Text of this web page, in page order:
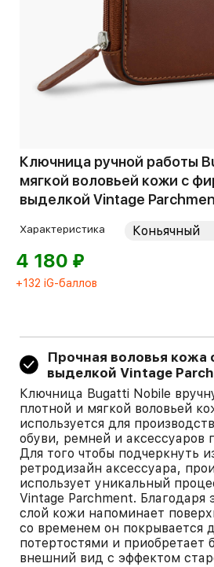
Ключница ручной работы
мягкой воловьей кожи с
выделкой Vintage
Характеристика
4 180 ⃏
+132 iG-баллов
Прочная воловья кожа
выделкой Vintage
Ключница Bugatti Nobile
плотной и мягкой воловьей
используется для
обуви, ремней и аксессуаров
Для того чтобы подчеркнуть
ретродизайн аксессуара,
использует уникальный
Vintage Parchment. Благодаря
слой кожи напоминает
со временем он покрывается
потертостями и приобретает
внешний вид с эффектом